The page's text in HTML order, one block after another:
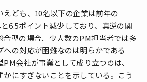
ども、10名以下の企業は前年の
6.5ポイント減少しており、真逆の関
合型の場合、少人数のPM担当者では多
への対応が困難なのは明らかである
会社が事業として成り立つのは、
かにすぎないことを示している。こう